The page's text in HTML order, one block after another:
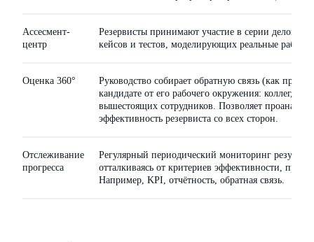
Ассесмент-
центр
Резервисты принимают участие в серии деловых
кейсов и тестов, моделирующих реальные
Оценка 360°
Руководство собирает обратную связь (как
кандидате от его рабочего окружения: коллег,
вышестоящих сотрудников. Позволяет
эффективность резервиста со всех сторон.
Отслеживание
прогресса
Регулярный периодический мониторинг
отталкиваясь от критериев эффективности,
Например, KPI, отчётность, обратная связь.